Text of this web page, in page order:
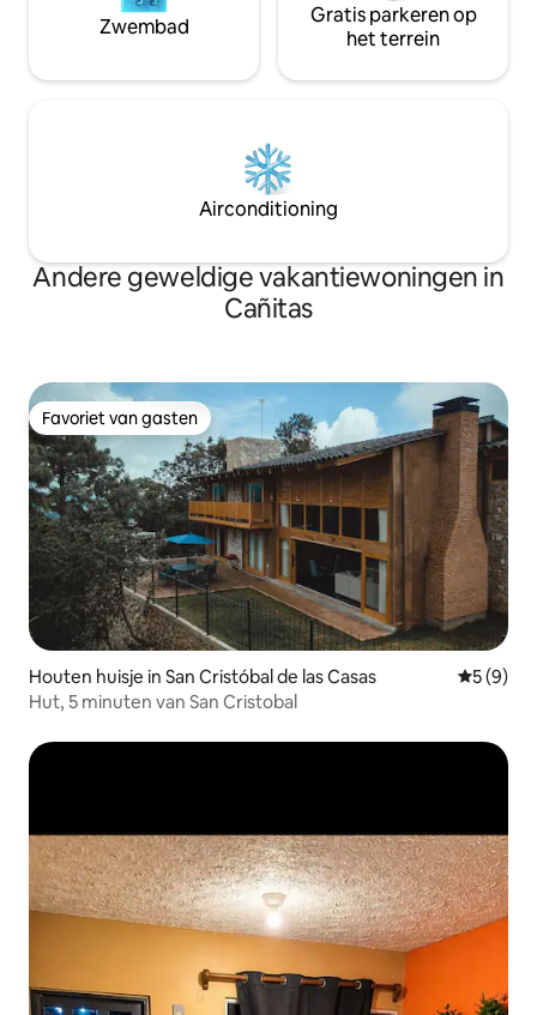
Zwembad
Gratis parkeren op
het terrein
Airconditioning
Andere geweldige vakantiewoningen in
Cañitas
Favoriet van gasten
Favoriet van gasten
Houten huisje in San Cristóbal de las Casas
5 (9)
Hut, 5 minuten van San Cristobal